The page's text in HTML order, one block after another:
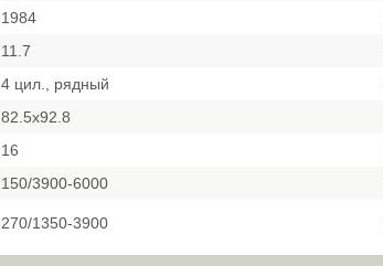
1984
11.7
4 цил., рядный
82.5x92.8
16
150/3900-6000
270/1350-3900